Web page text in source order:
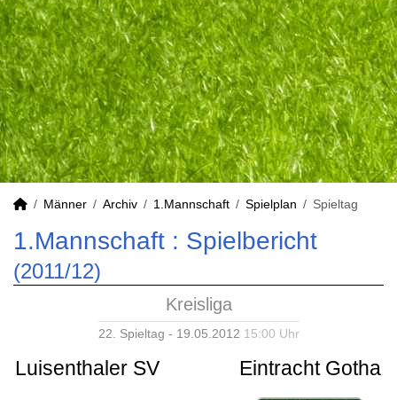
Männer Archiv 1.Mannschaft Spielplan Spieltag
1.Mannschaft : Spielbericht
(2011/12)
Kreisliga
22. Spieltag - 19.05.2012 15:00 Uhr
Luisenthaler SV Eintracht Gotha